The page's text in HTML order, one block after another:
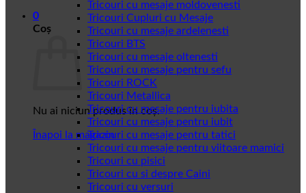
0
Coș
Nu ai niciun produs în coș.
Înapoi la magazin
Tricouri cu mesaje moldovenesti
Tricouri Cupluri cu Mesaje
Tricouri cu mesaje ardelenesti
Tricouri BTS
Tricouri cu mesaje oltenesti
Tricouri cu mesaje pentru sefu
Tricouri ROCK
Tricouri Metallica
Tricouri cu mesaje pentru iubita
Tricouri cu mesaje pentru iubit
Tricouri cu mesaje pentru tatici
Tricouri cu mesaje pentru viitoare mamici
Tricouri cu pisici
Tricouri cu si despre Caini
Tricouri cu versuri